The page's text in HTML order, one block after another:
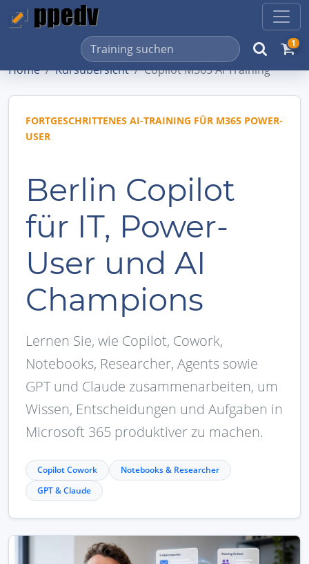
1
Home Kursübersicht Copilot M365 AI Training
FORTGESCHRITTENES AI-TRAINING FÜR M365 POWER-
USER
Berlin Copilot
für IT, Power-
User und AI
Champions
Lernen Sie, wie Copilot, Cowork,
Notebooks, Researcher, Agents sowie
GPT und Claude zusammenarbeiten, um
Wissen, Entscheidungen und Aufgaben in
Microsoft 365 produktiver zu machen.
Copilot Cowork
Notebooks & Researcher
GPT & Claude